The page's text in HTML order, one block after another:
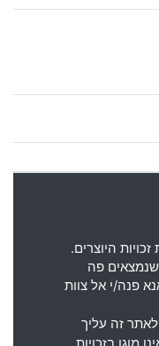
היוצרים.
שנמצאים פה
פנה/י אל צוות
זה עליך